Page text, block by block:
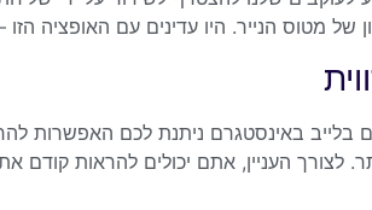
של מטוס הנייר. היו עדינים עם האופציה
בלייב באינסטגרם ניתנת לכם האפשרות
לצורך העניין, אתם יכולים להראות